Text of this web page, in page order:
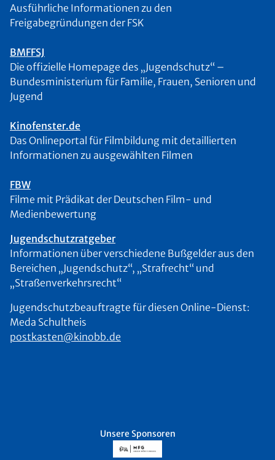
Ausführliche Informationen zu den
Freigabegründungen der FSK
BMFFSJ
Die offizielle Homepage des „Jugendschutz“ –
Bundesministerium für Familie, Frauen, Senioren und
Jugend
Kinofenster.de
Das Onlineportal für Filmbildung mit detaillierten
Informationen zu ausgewählten Filmen
FBW
Filme mit Prädikat der Deutschen Film- und
Medienbewertung
Jugendschutzratgeber
Informationen über verschiedene Bußgelder aus den
Bereichen „Jugendschutz“, „Strafrecht“ und
„Straßenverkehrsrecht“
Jugendschutzbeauftragte für diesen Online-Dienst:
Meda Schultheis
postkasten@kinobb.de
Unsere Sponsoren